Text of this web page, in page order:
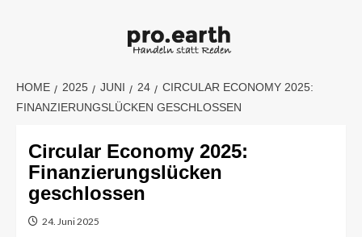
HOME 2025 JUNI 24
CIRCULAR ECONOMY 2025:
FINANZIERUNGSLÜCKEN GESCHLOSSEN
Circular Economy 2025:
Finanzierungslücken
geschlossen
24. Juni 2025